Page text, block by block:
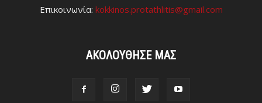
Επικοινωνία: kokkinos.protathlitis@gmail.com
ΑΚΟΛΟΥΘΗΣΕ ΜΑΣ